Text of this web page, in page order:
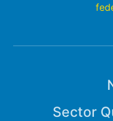
Sector